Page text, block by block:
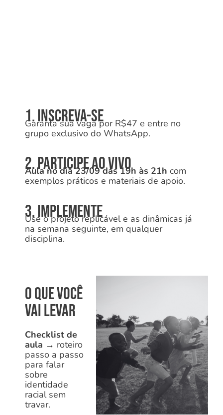
1. INSCREVA-SE
Garanta sua vaga por R$47 e entre no
grupo exclusivo do WhatsApp.
2. participe ao vivo
Aula no dia 23/09 das 19h às 21h com
exemplos práticos e materiais de apoio.
3. implemente
Use o projeto replicável e as dinâmicas já
na semana seguinte, em qualquer
disciplina.
O que você
vai levar
Checklist de
aula → roteiro
passo a passo
para falar
sobre
identidade
racial sem
travar.